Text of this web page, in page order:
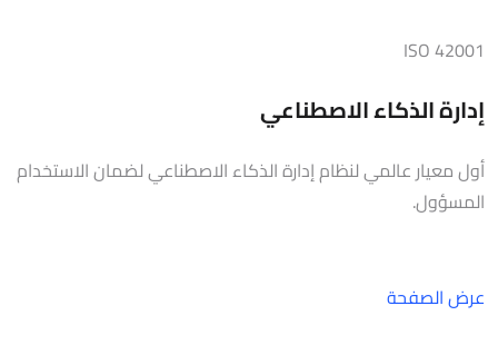
ISO 42001
إدارة الذكاء الاصطناعي
أول معيار عالمي لنظام إدارة الذكاء الاصطناعي لضمان الاستخدام
المسؤول.
عرض الصفحة